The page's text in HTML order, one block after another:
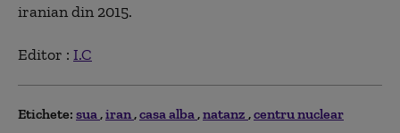
iranian din 2015.
Editor : I.C
Etichete: sua iran casa alba natanz centru nuclear